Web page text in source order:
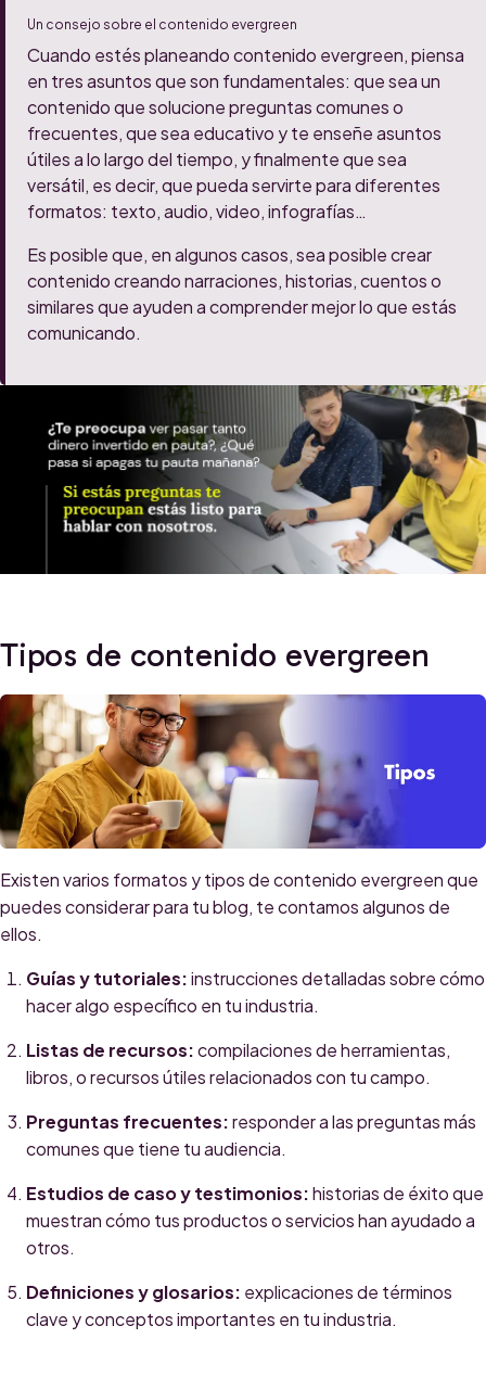
Un consejo sobre el contenido evergreen
Cuando estés planeando contenido evergreen, piensa
en tres asuntos que son fundamentales: que sea un
contenido que solucione preguntas comunes o
frecuentes, que sea educativo y te enseñe asuntos
útiles a lo largo del tiempo, y finalmente que sea
versátil, es decir, que pueda servirte para diferentes
formatos: texto, audio, video, infografías…
Es posible que, en algunos casos, sea posible crear
contenido creando narraciones, historias, cuentos o
similares que ayuden a comprender mejor lo que estás
comunicando.
Tipos de contenido evergreen
Existen varios formatos y tipos de contenido evergreen que
puedes considerar para tu blog, te contamos algunos de
ellos.
Guías y tutoriales:instrucciones detalladas sobre cómo
hacer algo específico en tu industria.
Listas de recursos:compilaciones de herramientas,
libros, o recursos útiles relacionados con tu campo.
Preguntas frecuentes:responder a las preguntas más
comunes que tiene tu audiencia.
Estudios de caso y testimonios:historias de éxito que
muestran cómo tus productos o servicios han ayudado a
otros.
Definiciones y glosarios: explicaciones de términos
clave y conceptos importantes en tu industria.